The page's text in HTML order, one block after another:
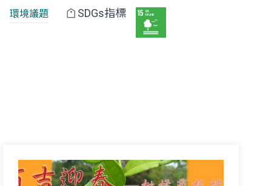
環境議題 SDGs指標